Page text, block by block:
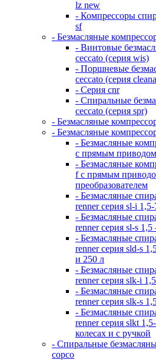
lz new
- Компрессоры
sf
- Безмасляные
- Винтовые
ceccato (серия wis)
- Поршневые
ceccato (серия
- Серия cnr
- Спиральные
ceccato (серия spr)
- Безмасляные
- Безмасляные
- Безмасляные
с прямым приводом
- Безмасляные
f с прямым
преобразователем
- Безмасляные
renner серия sl-i
- Безмасляные
renner серия sl-s 1,5
- Безмасляные
renner серия sld-s
и 250 л
- Безмасляные
renner серия slk-i
- Безмасляные
renner серия slk-s
- Безмасляные
renner серия slkt
колесах и с ручкой
- Спиральные
copco